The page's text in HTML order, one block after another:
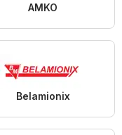
AMKO
Belamionix